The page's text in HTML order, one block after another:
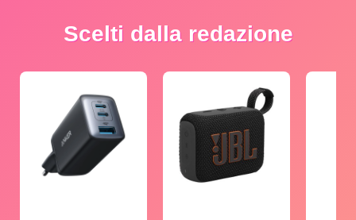
Scelti dalla redazione